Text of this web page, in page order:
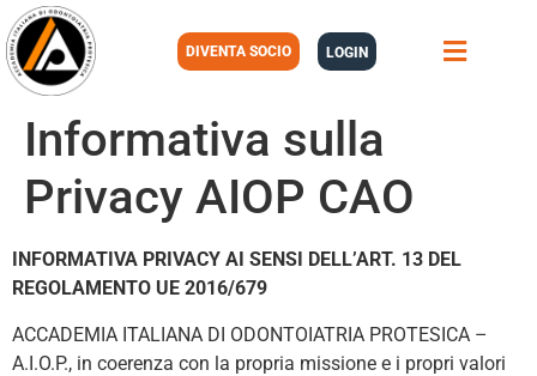
DIVENTA SOCIO LOGIN
Informativa sulla
Privacy AIOP CAO
INFORMATIVA PRIVACY AI SENSI DELL’ART. 13 DEL
REGOLAMENTO UE 2016/679
ACCADEMIA ITALIANA DI ODONTOIATRIA PROTESICA –
A.I.O.P., in coerenza con la propria missione e i propri valori